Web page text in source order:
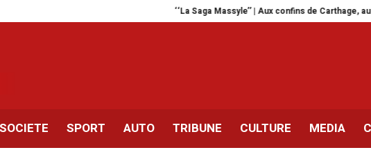
‘‘La Saga Massyle’’ | Aux confins de Carthage, au cœur de la
SOCIETE SPORT AUTO TRIBUNE CULTURE MEDIA